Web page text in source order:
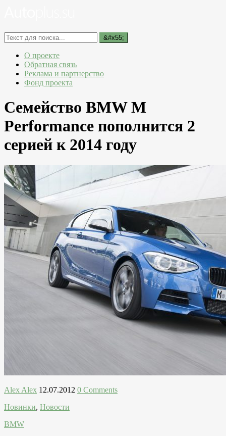
О проекте
Обратная связь
Реклама и партнерство
Фонд проекта
Семейство BMW M
Performance пополнится 2
серией к 2014 году
Alex Alex 12.07.2012 0 Comments
Новинки, Новости
BMW